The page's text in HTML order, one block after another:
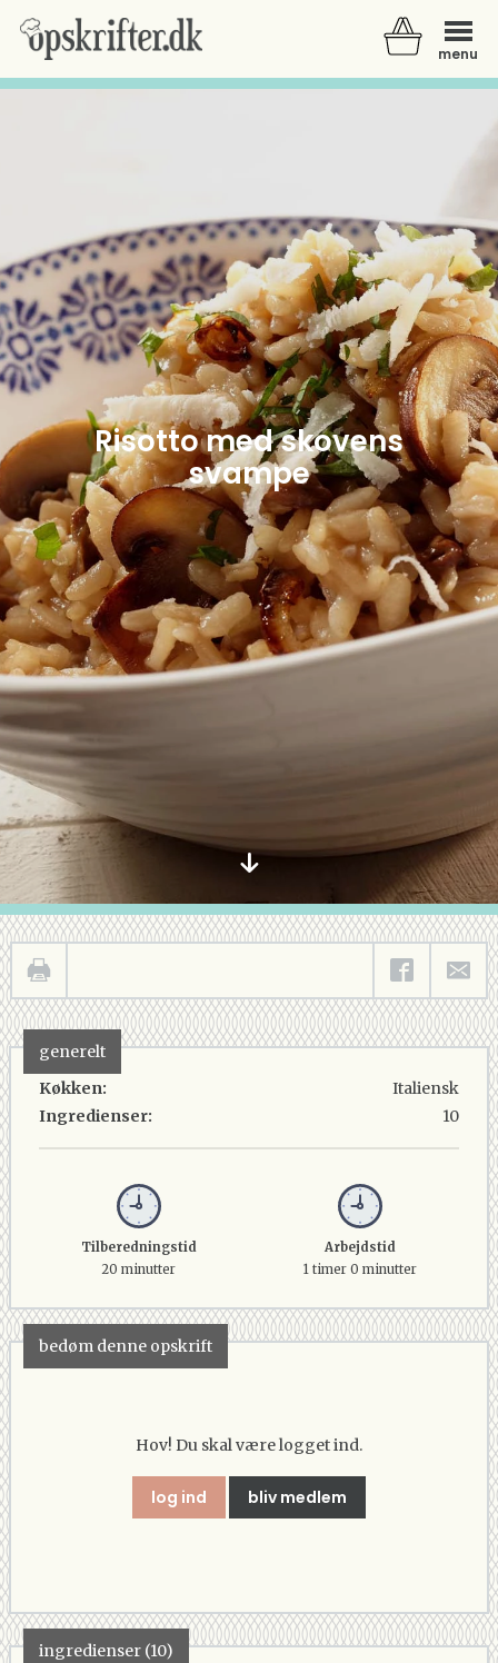
menu
Risotto med skovens
svampe
generelt
Køkken:
Ingredienser:
Italiensk
10
Tilberedningstid
20 minutter
Arbejdstid
1 timer 0 minutter
bedøm denne opskrift
Hov! Du skal være logget ind.
log ind bliv medlem
ingredienser (10)